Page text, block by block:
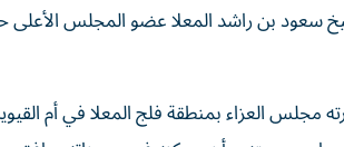
بن راشد المعلا عضو المجلس الأعلى
مجلس العزاء بمنطقة فلج المعلا في أم